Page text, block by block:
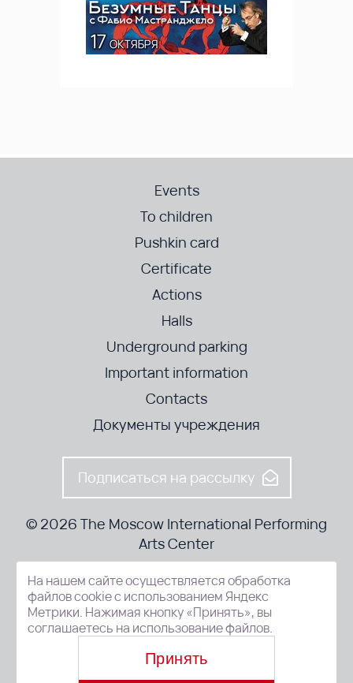
Events
To children
Pushkin card
Certificate
Actions
Halls
Underground parking
Important information
Contacts
Документы учреждения
Подписаться на рассылку
© 2026 The Moscow International Performing
Arts Center
52-8, Kosmodamianskaya nab., Moscow, 115054, Russia
На нашем сайте осуществляется обработка
файлов cookie с использованием Яндекс
Метрики. Нажимая кнопку «Принять», вы
соглашаетесь на использование файлов.
Принять